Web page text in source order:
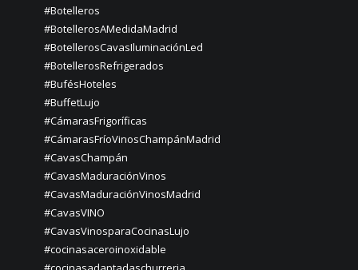
#Botelleros
#BotellerosAMedidaMadrid
#BotellerosCavasIluminaciónLed
#BotellerosRefrigerados
#BufésHoteles
#BuffetLujo
#CámarasFrigoríficas
#CámarasFríoVinosChampánMadrid
#CavasChampán
#CavasMaduraciónVinos
#CavasMaduraciónVinosMadrid
#CavasVINO
#CavasVinosparaCocinasLujo
#cocinasaceroinoxidable